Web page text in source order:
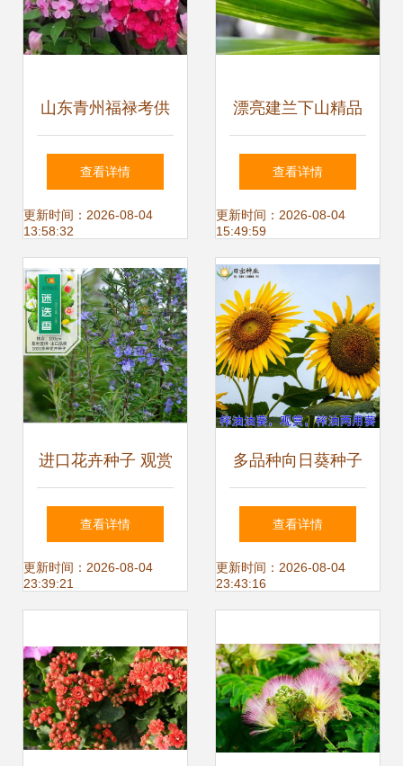
山东青州福禄考供
应基地 价格优惠
批发 供应各种草花
山东青州丽颖花卉
苗木基地 山东草
花,青州草花,草花
地,山东绿化苗木
查看详情
更新时间：2026-08-04
13:58:32
漂亮建兰下山精品
矮种水晶 未见花
查看详情
更新时间：2026-08-04
15:49:59
进口花卉种子 观赏
花种子 迷迭香种子
花卉种子 四季易种
查看详情
更新时间：2026-08-04
23:39:21
多品种向日葵种子
肥 花卉种子 观赏
矮生食用榨油油葵
查看详情
更新时间：2026-08-04
23:43:16